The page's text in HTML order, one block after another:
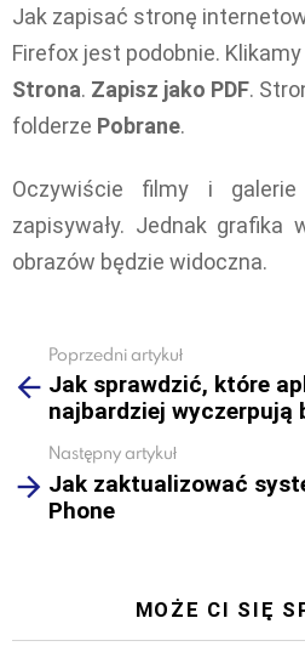
Jak zapisać stronę
Firefox jest podobnie. Klikamy
Strona. Zapisz jako PDF.
folderze Pobrane.
Oczywiście filmy i
zapisywały. Jednak grafika
obrazów będzie widoczna.
more
Poprzedni artykuł
Jak sprawdzić, które
najbardziej wyczerpują
Następny artykuł
Jak zaktualizować
Phone
MOŻE CI SIĘ